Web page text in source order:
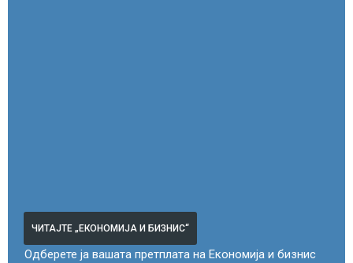
ЧИТАЈТЕ „ЕКОНОМИЈА И БИЗНИС“
Одберете ја вашата претплата на Економија и бизнис